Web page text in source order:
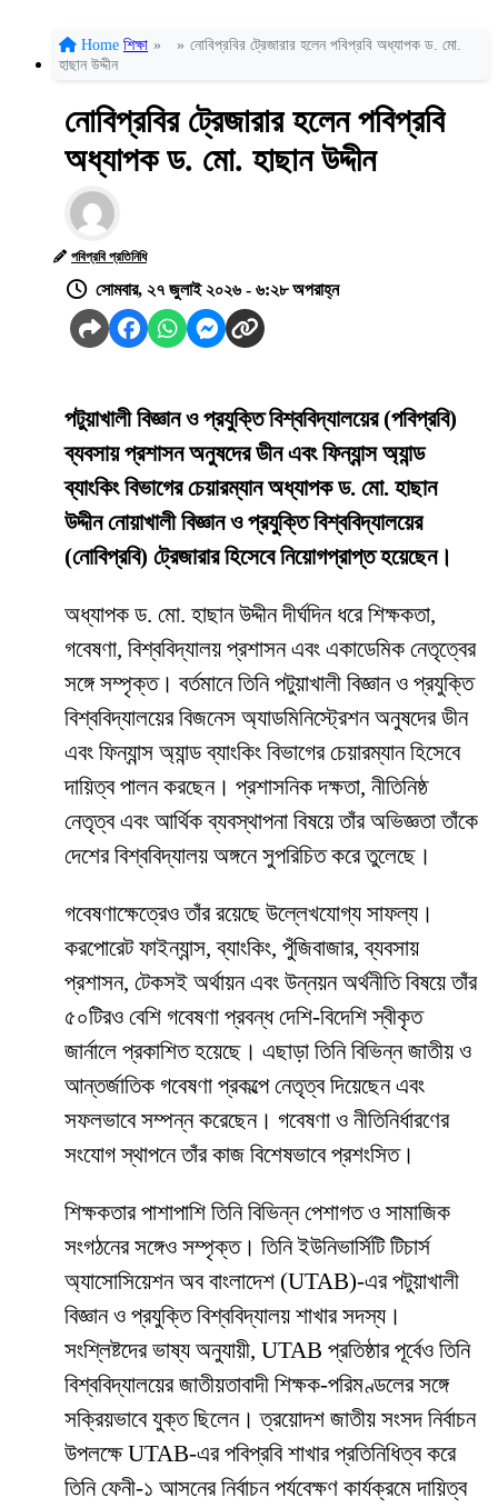
Home শিক্ষা » » নোবিপ্রবির ট্রেজারার হলেন পবিপ্রবি অধ্যাপক ড. মো.
হাছান উদ্দীন
নোবিপ্রবির ট্রেজারার হলেন পবিপ্রবি
অধ্যাপক ড. মো. হাছান উদ্দীন
পবিপ্রবি প্রতিনিধি
সোমবার, ২৭ জুলাই ২০২৬ - ৬:২৮ অপরাহ্ন
পটুয়াখালী বিজ্ঞান ও প্রযুক্তি বিশ্ববিদ্যালয়ের (পবিপ্রবি)
ব্যবসায় প্রশাসন অনুষদের ডীন এবং ফিন্যান্স অ্যান্ড
ব্যাংকিং বিভাগের চেয়ারম্যান অধ্যাপক ড. মো. হাছান
উদ্দীন নোয়াখালী বিজ্ঞান ও প্রযুক্তি বিশ্ববিদ্যালয়ের
(নোবিপ্রবি) ট্রেজারার হিসেবে নিয়োগপ্রাপ্ত হয়েছেন।
অধ্যাপক ড. মো. হাছান উদ্দীন দীর্ঘদিন ধরে শিক্ষকতা,
গবেষণা, বিশ্ববিদ্যালয় প্রশাসন এবং একাডেমিক নেতৃত্বের
সঙ্গে সম্পৃক্ত। বর্তমানে তিনি পটুয়াখালী বিজ্ঞান ও প্রযুক্তি
বিশ্ববিদ্যালয়ের বিজনেস অ্যাডমিনিস্ট্রেশন অনুষদের ডীন
এবং ফিন্যান্স অ্যান্ড ব্যাংকিং বিভাগের চেয়ারম্যান হিসেবে
দায়িত্ব পালন করছেন। প্রশাসনিক দক্ষতা, নীতিনিষ্ঠ
নেতৃত্ব এবং আর্থিক ব্যবস্থাপনা বিষয়ে তাঁর অভিজ্ঞতা তাঁকে
দেশের বিশ্ববিদ্যালয় অঙ্গনে সুপরিচিত করে তুলেছে।
গবেষণাক্ষেত্রেও তাঁর রয়েছে উল্লেখযোগ্য সাফল্য।
করপোরেট ফাইন্যান্স, ব্যাংকিং, পুঁজিবাজার, ব্যবসায়
প্রশাসন, টেকসই অর্থায়ন এবং উন্নয়ন অর্থনীতি বিষয়ে তাঁর
৫০টিরও বেশি গবেষণা প্রবন্ধ দেশি-বিদেশি স্বীকৃত
জার্নালে প্রকাশিত হয়েছে। এছাড়া তিনি বিভিন্ন জাতীয় ও
আন্তর্জাতিক গবেষণা প্রকল্পে নেতৃত্ব দিয়েছেন এবং
সফলভাবে সম্পন্ন করেছেন। গবেষণা ও নীতিনির্ধারণের
সংযোগ স্থাপনে তাঁর কাজ বিশেষভাবে প্রশংসিত।
শিক্ষকতার পাশাপাশি তিনি বিভিন্ন পেশাগত ও সামাজিক
সংগঠনের সঙ্গেও সম্পৃক্ত। তিনি ইউনিভার্সিটি টিচার্স
অ্যাসোসিয়েশন অব বাংলাদেশ (UTAB)-এর পটুয়াখালী
বিজ্ঞান ও প্রযুক্তি বিশ্ববিদ্যালয় শাখার সদস্য।
সংশ্লিষ্টদের ভাষ্য অনুযায়ী, UTAB প্রতিষ্ঠার পূর্বেও তিনি
বিশ্ববিদ্যালয়ের জাতীয়তাবাদী শিক্ষক-পরিমণ্ডলের সঙ্গে
সক্রিয়ভাবে যুক্ত ছিলেন। ত্রয়োদশ জাতীয় সংসদ নির্বাচন
উপলক্ষে UTAB-এর পবিপ্রবি শাখার প্রতিনিধিত্ব করে
তিনি ফেনী-১ আসনের নির্বাচন পর্যবেক্ষণ কার্যক্রমে দায়িত্ব